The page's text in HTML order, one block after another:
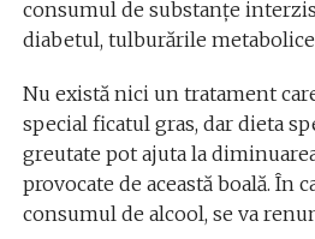
consumul de substanțe
diabetul, tulburările
Nu există nici un tratament
special ficatul gras, dar dieta
greutate pot ajuta la
provocate de această boală. În
consumul de alcool, se va